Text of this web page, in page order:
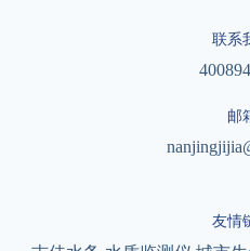
联系
邮
友情